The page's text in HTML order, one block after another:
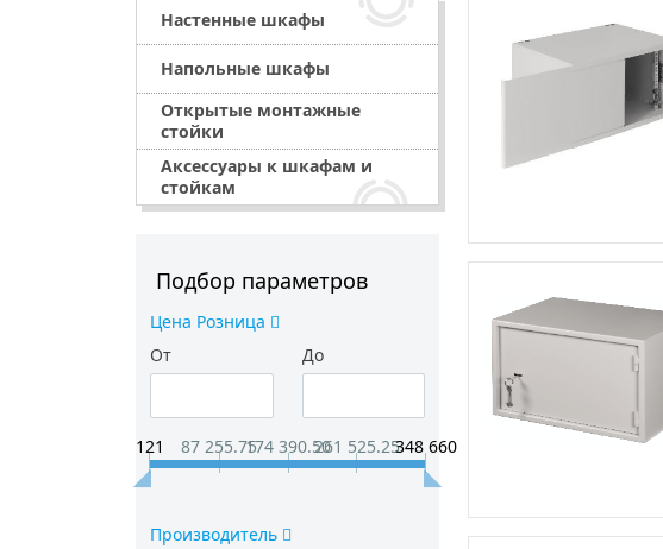
Настенные шкафы
Напольные шкафы
Открытые монтажные
стойки
Аксессуары к шкафам и
стойкам
Подбор параметров
Цена Розница
От
До
121 87 255.75174 390.50261 525.25348 660
Производитель